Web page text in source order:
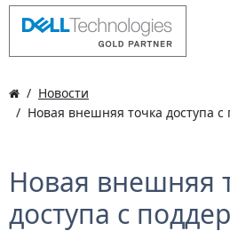
Новости
Новая внешняя точка доступа с
Новая внешняя
доступа с